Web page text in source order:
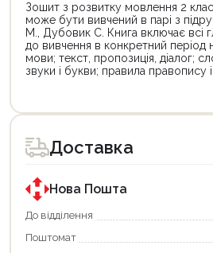
Зошит з розвитку мовлення 2
може бути вивчений в парі з
М., Дубовик С. Книга включає всі
до вивчення в конкретний період
мови; текст, пропозиція, діалог;
звуки і букви; правила правопису і
товар
для
покупки
державною
програмою
єКнига.
Використовуйте
карту
товар
для
покупки
державною
програмою
«Національний
кешбек».
покупку
Доставка
Нова Пошта
До відділення
Поштомат